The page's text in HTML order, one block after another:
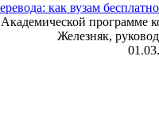
как вузам
Железняк,